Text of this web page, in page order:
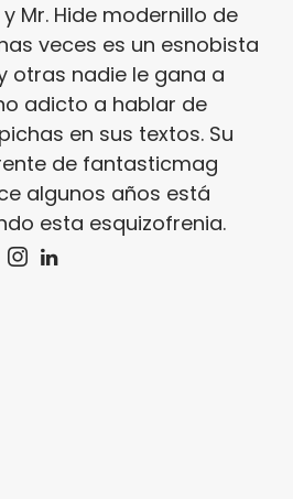
y Mr. Hide modernillo de
veces es un esnobista
otras nadie le gana a
adicto a hablar de
en sus textos. Su
de fantasticmag
algunos años está
esta esquizofrenia.